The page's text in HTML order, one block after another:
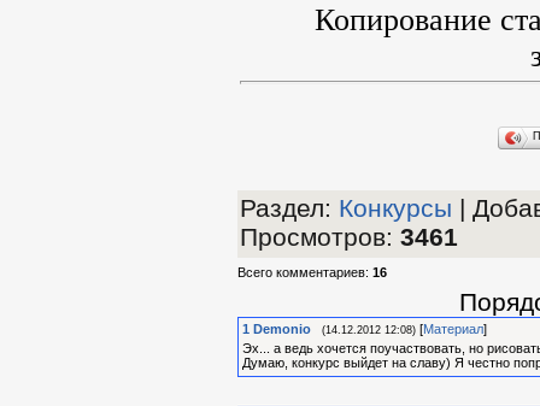
Копирование
Раздел: Конкурсы |
Просмотров: 3461
Всего комментариев: 16
1 Demonio (14.12.2012 12:08) [Материал]
Эх... а ведь хочется поучаствовать, но
Думаю, конкурс выйдет на славу) Я честно